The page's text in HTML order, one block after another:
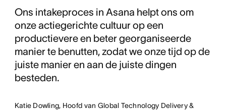
Ons intakeproces in Asana helpt ons om
onze actiegerichte cultuur op een
productievere en beter georganiseerde
manier te benutten, zodat we onze tijd op de
juiste manier en aan de juiste dingen
besteden.
Katie Dowling, Hoofd van Global Technology Delivery &